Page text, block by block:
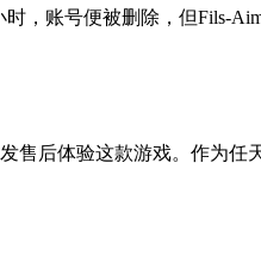
，账号便被删除，但Fils-
售后体验这款游戏。作为